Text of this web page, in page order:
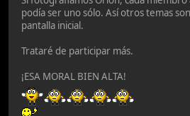
podía ser uno sólo. Así otros temas
pantalla inicial.
Trataré de participar más.
¡ESA MORAL BIEN ALTA!